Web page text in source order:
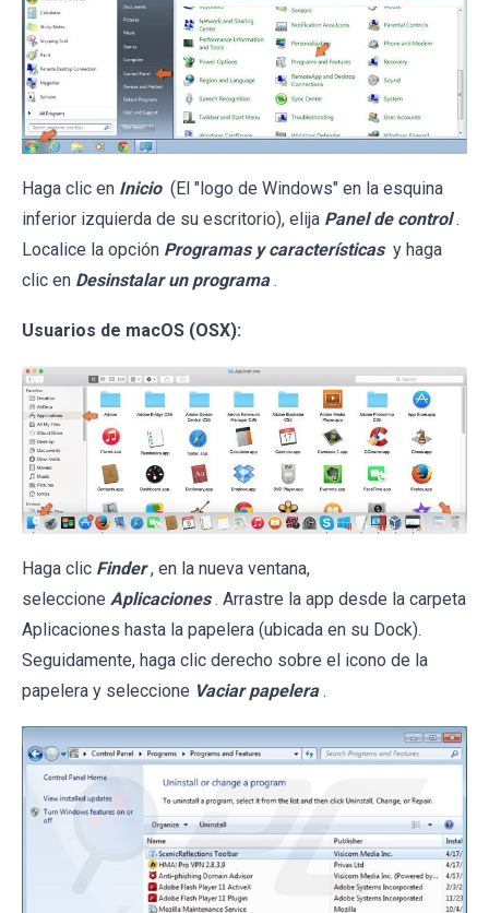
Haga clic en Inicio (El "logo de Windows" en la esquina
inferior izquierda de su escritorio), elija Panel de control .
Localice la opción Programas y características y haga
clic en Desinstalar un programa .
Usuarios de macOS (OSX):
Haga clic Finder , en la nueva ventana,
seleccione Aplicaciones . Arrastre la app desde la carpeta
Aplicaciones hasta la papelera (ubicada en su Dock).
Seguidamente, haga clic derecho sobre el icono de la
papelera y seleccione Vaciar papelera .